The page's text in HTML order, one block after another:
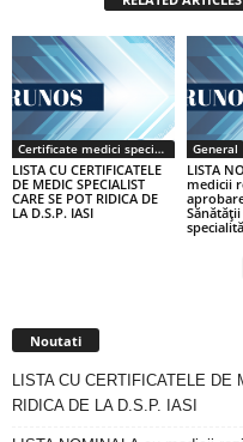
Certificate medici specialiști / primari
LISTA CU CERTIFICATELE
DE MEDIC SPECIALIST
CARE SE POT RIDICA DE
LA D.S.P. IASI
General
LISTA
medicii
Noutati
LISTA CU CERTIFICATELE
RIDICA DE LA D.S.P. IASI